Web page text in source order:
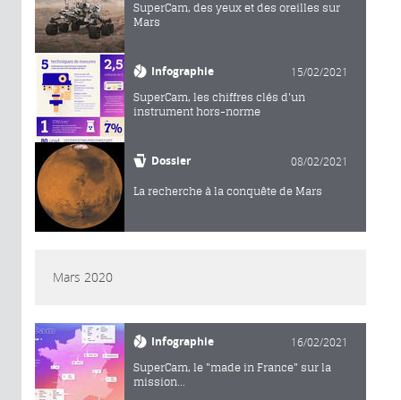
SuperCam, des yeux et des oreilles sur
Mars
Infographie 15/02/2021
SuperCam, les chiffres clés d'un
instrument hors-norme
Dossier 08/02/2021
La recherche à la conquête de Mars
Mars 2020
Infographie 16/02/2021
SuperCam, le "made in France" sur la
mission...